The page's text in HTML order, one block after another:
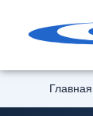
Главная